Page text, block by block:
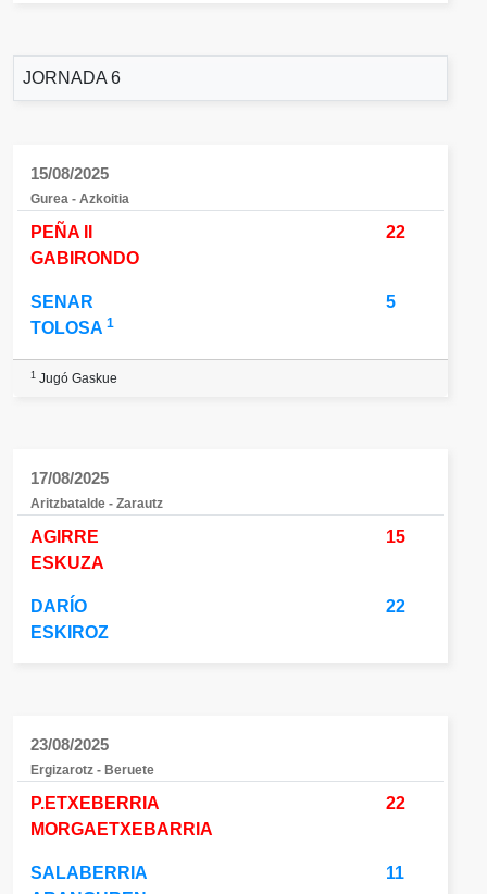
JORNADA 6
15/08/2025
Gurea - Azkoitia
PEÑA II
GABIRONDO
22
SENAR
TOLOSA 1
5
1 Jugó Gaskue
17/08/2025
Aritzbatalde - Zarautz
AGIRRE
ESKUZA
15
DARÍO
ESKIROZ
22
23/08/2025
Ergizarotz - Beruete
P.ETXEBERRIA
MORGAETXEBARRIA
22
SALABERRIA
11